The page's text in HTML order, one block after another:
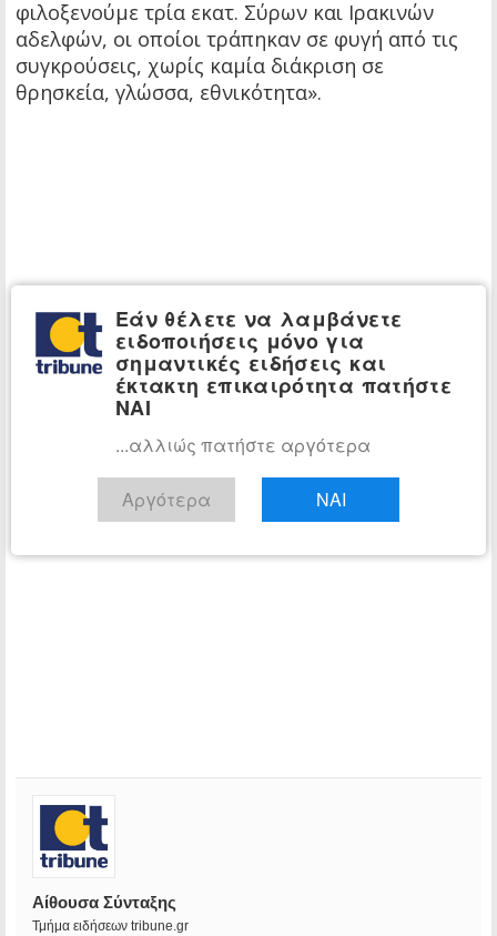
φιλοξενούμε τρία εκατ. Σύρων και Ιρακινών
αδελφών, οι οποίοι τράπηκαν σε φυγή από τις
συγκρούσεις, χωρίς καμία διάκριση σε
θρησκεία, γλώσσα, εθνικότητα».
Αίθουσα Σύνταξης
Τμήμα ειδήσεων tribune.gr
Εάν θέλετε να λαμβάνετε
ειδοποιήσεις μόνο για
σημαντικές ειδήσεις και
έκτακτη επικαιρότητα πατήστε
ΝΑΙ
...αλλιώς πατήστε αργότερα
Αργότερα ΝΑΙ